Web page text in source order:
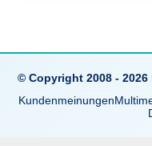
© Copyright 2008 -
Kundenmeinungen